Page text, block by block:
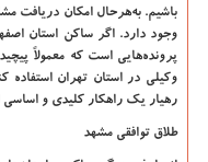
باشیم. به‌هرحال امکان دریافت
وجود دارد. اگر ساکن استان
پرونده‌هایی است که معمولاً
وکیلی در استان تهران استفاده
رهیار یک راهکار کلیدی و
طلاق توافقی مشهد